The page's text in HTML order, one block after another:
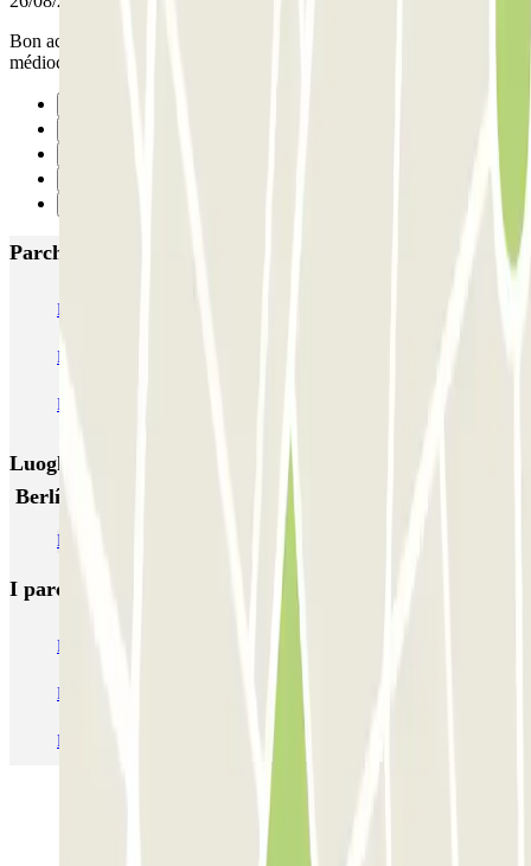
Bon accueil et personnel à l écoute malgré notre espagnol plus que
médiocre.....je reviendrai quand je retournerai à Barcelone
Parcheggi più popolari a Barcellona
NN Santaló
NN Rocafort
Parking Viajeros
Luoghi ed eventi che potrebbero interessarti vicino a
Berlín - Numància - Estació de Sants
Dove parcheggiare vicino a Barcellona Sants
I parcheggi
Parcheggio Venezia Parcheggio Piazzale Roma Venezia
Parcheggio Roma Parcheggio Milano
Parcheggio Malpensa Terminal 1 Parcheggio Malpensa